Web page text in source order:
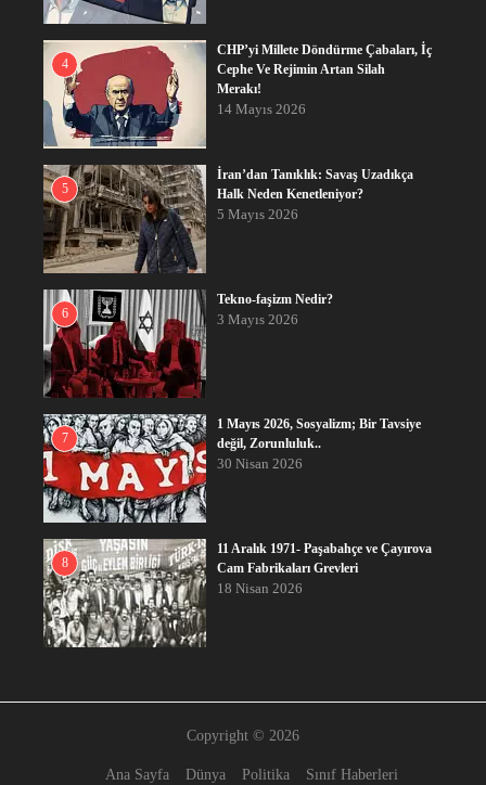
4
CHP’yi Millete Döndürme Çabaları, İç
Cephe Ve Rejimin Artan Silah
Merakı!
14 Mayıs 2026
5
İran’dan Tanıklık: Savaş Uzadıkça
Halk Neden Kenetleniyor?
5 Mayıs 2026
6
Tekno-faşizm Nedir?
3 Mayıs 2026
7
1 Mayıs 2026, Sosyalizm; Bir Tavsiye
değil, Zorunluluk..
30 Nisan 2026
8
11 Aralık 1971- Paşabahçe ve Çayırova
Cam Fabrikaları Grevleri
18 Nisan 2026
Copyright © 2026
Ana Sayfa Dünya Politika Sınıf Haberleri